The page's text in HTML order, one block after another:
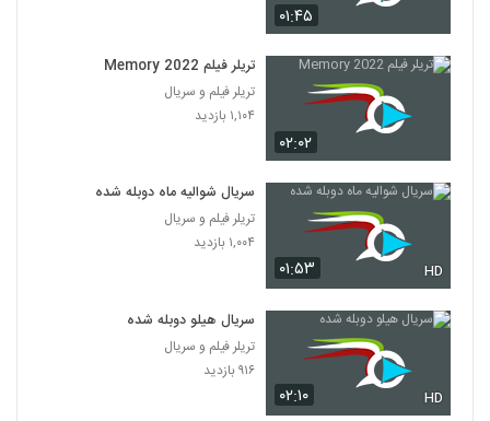
۰۱:۴۵
۰۲:۰۲
تریلر فیلم Memory 2022
تریلر فیلم و سریال
۱,۱۰۴ بازدید
۰۱:۵۳ HD
سریال شوالیه ماه دوبله شده
تریلر فیلم و سریال
۱,۰۰۴ بازدید
۰۲:۱۰ HD
سریال هیلو دوبله شده
تریلر فیلم و سریال
۹۱۶ بازدید